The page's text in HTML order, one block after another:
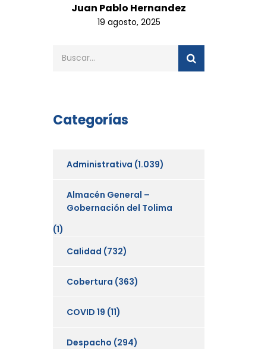
Juan Pablo Hernandez
19 agosto, 2025
Categorías
Administrativa (1.039)
Almacén General –
Gobernación del Tolima
(1)
Calidad (732)
Cobertura (363)
COVID 19 (11)
Despacho (294)